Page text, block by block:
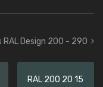
RAL Design 200 - 290
RAL 200 20 15